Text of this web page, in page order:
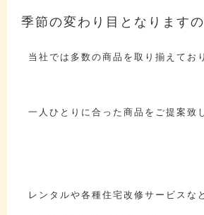
季節の変わり目となります
当社では多数の商品を取り揃えてお
一人ひとりに合った商品をご提案致
レンタルや各種住宅改修サービスな